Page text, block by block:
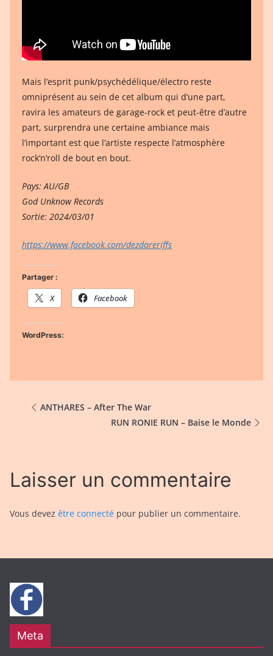
Mais l’esprit punk/psychédélique/électro reste
omniprésent au sein de cet album qui d’une part,
ravira les amateurs de garage-rock et peut-être d’autre
part, surprendra une certaine ambiance mais
l’important est que l’artiste respecte l’atmosphère
rock’n’roll de bout en bout.
Pays: AU/GB
God Unknow Records
Sortie: 2024/03/01
https://www.facebook.com/dezdareriffs
Partager :
X Facebook
WordPress:
ANTHARES – After The War
RUN RONIE RUN – Baise le Monde
Laisser un commentaire
Vous devez être connecté pour publier un commentaire.
Meta